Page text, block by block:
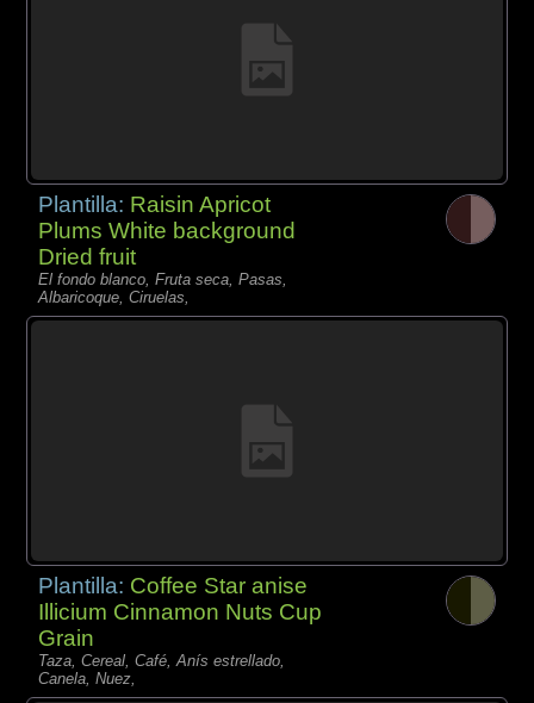
Plantilla: Raisin Apricot
Plums White background
Dried fruit
El fondo blanco, Fruta seca, Pasas,
Albaricoque, Ciruelas,
Plantilla: Coffee Star anise
Illicium Cinnamon Nuts Cup
Grain
Taza, Cereal, Café, Anís estrellado,
Canela, Nuez,